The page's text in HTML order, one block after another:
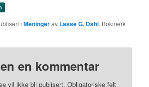
iMeningerav Lasse G. Dahl. Bokmerk
en kommentar
vil ikke bli publisert. Obligatoriske felt